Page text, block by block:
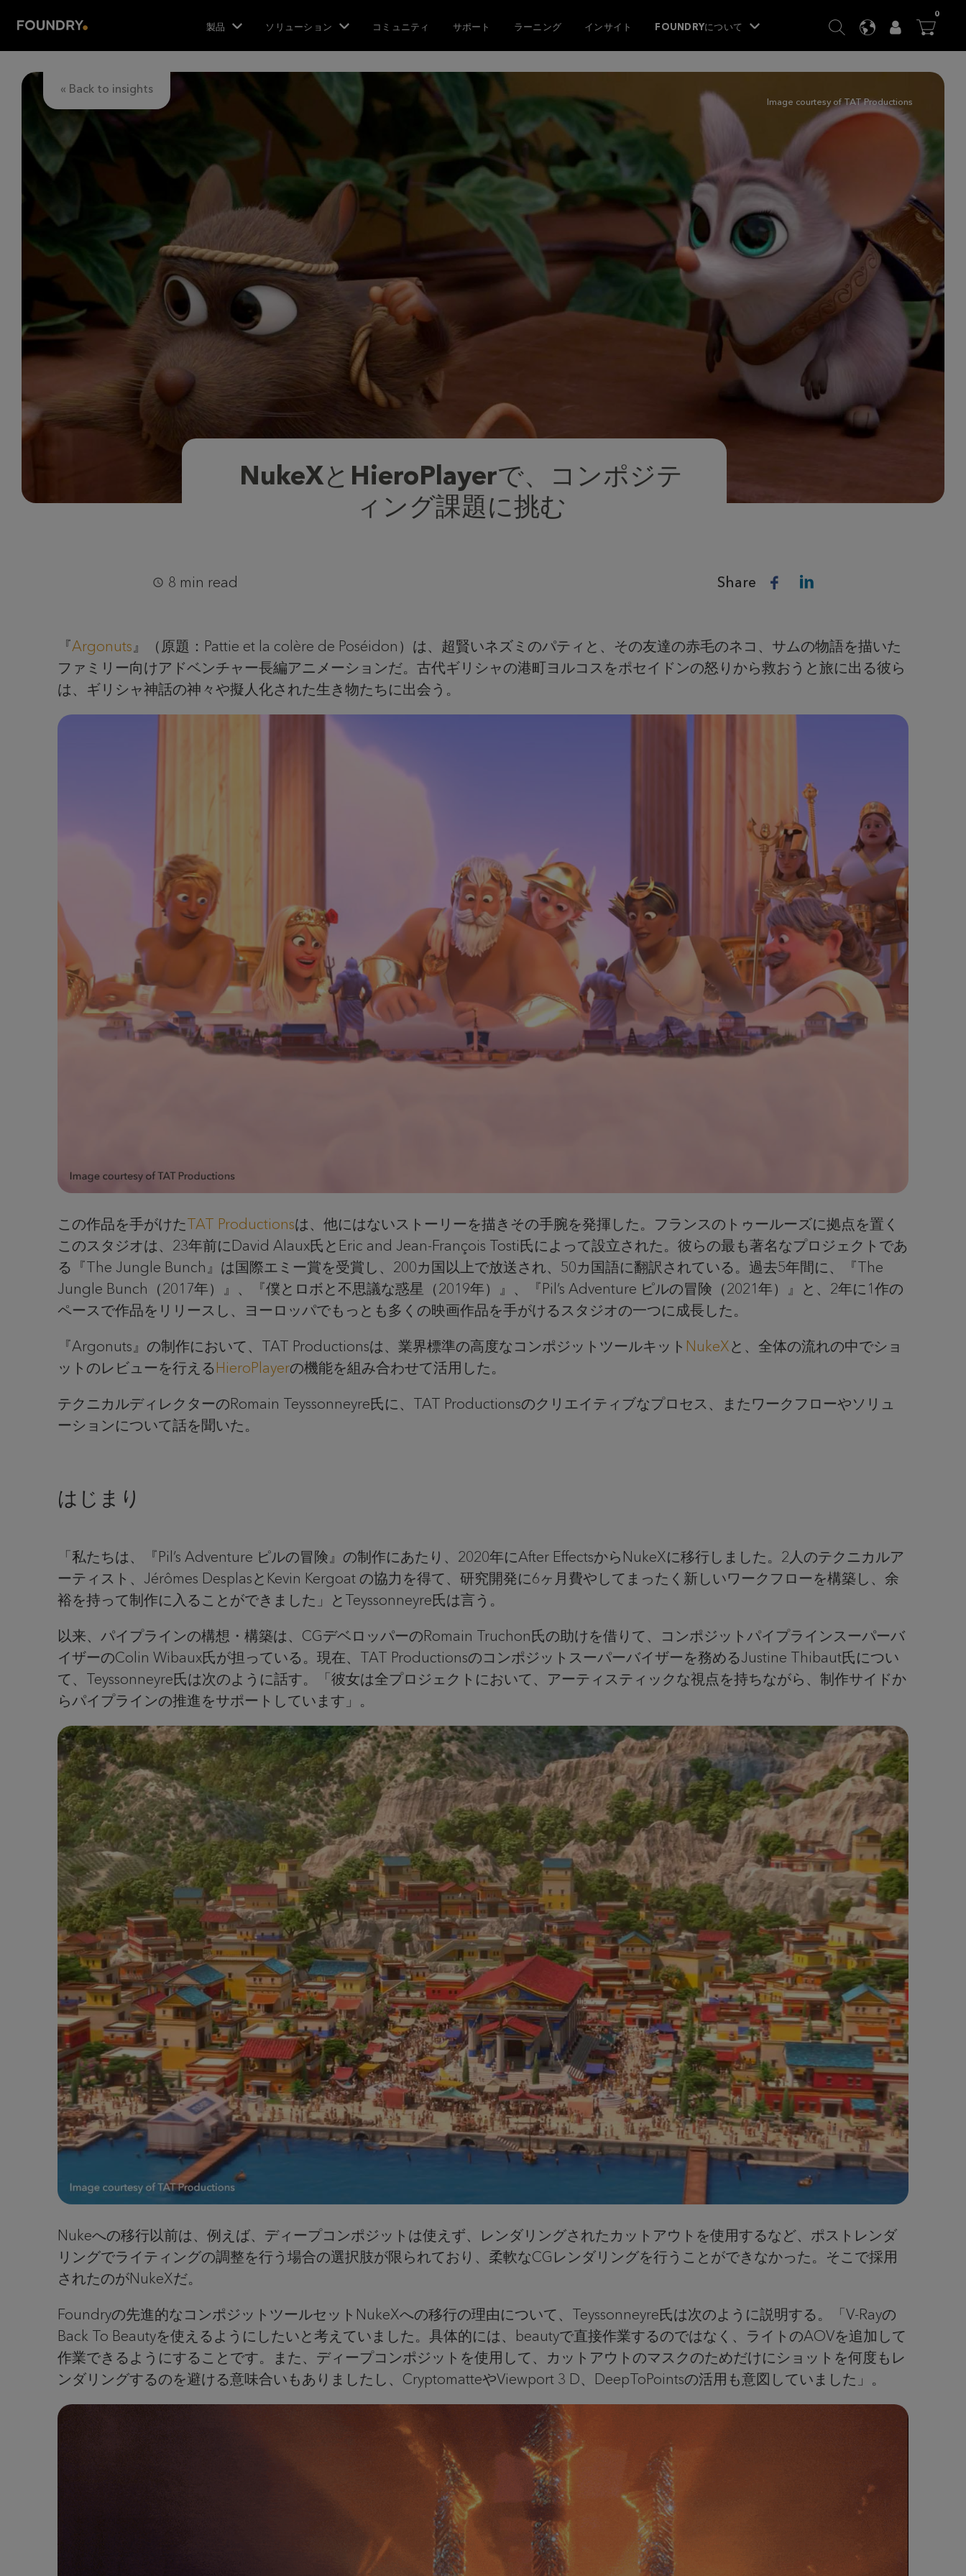
製品 ソリューション コミュニティ サポート ラーニング インサイト FOUNDRYについて  SEARCH
LANGUAGE
USER

0ITEMS
« Back to insights
Image courtesy of TAT Productions
NukeXとHieroPlayerで、コンポジテ
ィング課題に挑む
8 min read Share
『Argonuts』（原題：Pattie et la colère de Poséidon）は、超賢いネズミのパティと、その友達の赤毛のネコ、サムの物語を描いた
ファミリー向けアドベンチャー長編アニメーションだ。古代ギリシャの港町ヨルコスをポセイドンの怒りから救おうと旅に出る彼ら
は、ギリシャ神話の神々や擬人化された生き物たちに出会う。
この作品を手がけたTAT Productionsは、他にはないストーリーを描きその手腕を発揮した。フランスのトゥールーズに拠点を置く
このスタジオは、23年前にDavid Alaux氏とEric and Jean-François Tosti氏によって設立された。彼らの最も著名なプロジェクトであ
る『The Jungle Bunch』は国際エミー賞を受賞し、200カ国以上で放送され、50カ国語に翻訳されている。過去5年間に、『The
Jungle Bunch（2017年）』、『僕とロボと不思議な惑星（2019年）』、『Pil’s Adventure ピルの冒険（2021年）』と、2年に1作の
ペースで作品をリリースし、ヨーロッパでもっとも多くの映画作品を手がけるスタジオの一つに成長した。
『Argonuts』の制作において、TAT Productionsは、業界標準の高度なコンポジットツールキット NukeXと、全体の流れの中でショ
ットのレビューを行えるHieroPlayerの機能を組み合わせて活用した。
テクニカルディレクターのRomain Teyssonneyre氏に、TAT Productionsのクリエイティブなプロセス、またワークフローやソリュ
ーションについて話を聞いた。
はじまり
「私たちは、『Pil’s Adventure ピルの冒険』の制作にあたり、2020年にAfter EffectsからNukeXに移行しました。2人のテクニカルア
ーティスト、Jérômes DesplasとKevin Kergoat の協力を得て、研究開発に6ヶ月費やしてまったく新しいワークフローを構築し、余
裕を持って制作に入ることができました」とTeyssonneyre氏は言う。
以来、パイプラインの構想・構築は、CGデベロッパーのRomain Truchon氏の助けを借りて、コンポジットパイプラインスーパーバ
イザーのColin Wibaux氏が担っている。現在、TAT Productionsのコンポジットスーパーバイザーを務めるJustine Thibaut氏につい
て、Teyssonneyre氏は次のように話す。「彼女は全プロジェクトにおいて、アーティスティックな視点を持ちながら、制作サイドか
らパイプラインの推進をサポートしています」。
Nukeへの移行以前は、例えば、ディープコンポジットは使えず、レンダリングされたカットアウトを使用するなど、ポストレンダ
リングでライティングの調整を行う場合の選択肢が限られており、柔軟なCGレンダリングを行うことができなかった。そこで採用
されたのがNukeXだ。
Foundryの先進的なコンポジットツールセットNukeXへの移行の理由について、Teyssonneyre氏は次のように説明する。「V-Rayの
Back To Beautyを使えるようにしたいと考えていました。具体的には、beautyで直接作業するのではなく、ライトのAOVを追加して
作業できるようにすることです。また、ディープコンポジットを使用して、カットアウトのマスクのためだけにショットを何度もレ
ンダリングするのを避ける意味合いもありましたし、CryptomatteやViewport 3 D、DeepToPointsの活用も意図していました」。